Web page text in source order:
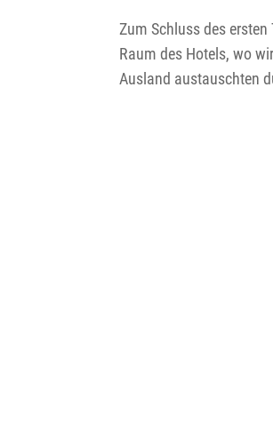
Zum Schluss des
Raum des Hotels, wo
Ausland austauschten